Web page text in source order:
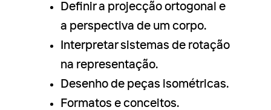
Definir a projecção ortogonal e
a perspectiva de um corpo.
Interpretar sistemas de rotação
na representação.
Desenho de peças isométricas.
Formatos e conceitos.